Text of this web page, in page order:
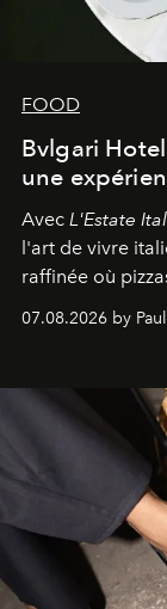
FOOD
Bvlgari
une
Avec L'Estate
l'art de vivre
raffinée où
d'exception
07.08.2026 by